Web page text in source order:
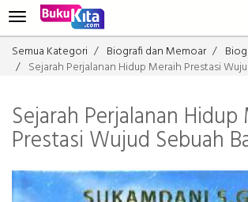
Semua Kategori Biografi dan Memoar
Sejarah Perjalanan Hidup Meraih Prestasi
Sejarah Perjalanan Hidup
Prestasi Wujud Sebuah